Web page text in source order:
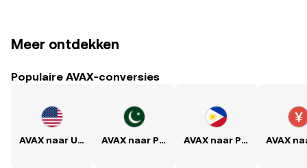
Meer ontdekken
Populaire AVAX-conversies
AVAX naar USD AVAX naar PKR AVAX naar PHP